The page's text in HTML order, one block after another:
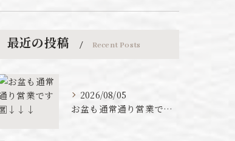
最近の投稿 Recent Posts
2026/08/05
お盆も通常通り営業です🈺↓↓↓